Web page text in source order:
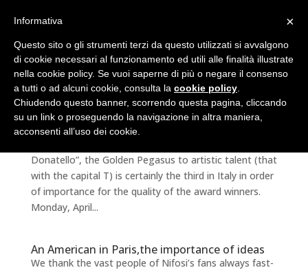
International award Golden Pegasus to the
artistic talent
Donatello”, the Golden Pegasus to artistic talent (that
with the capital T) is certainly the third in Italy in order
of importance for the quality of the award winners.
Monday, April...
An American in Paris,the importance of ideas
We thank the vast people of Nifosi’s fans always fast-
×
Informativa
Questo sito o gli strumenti terzi da questo utilizzati si avvalgono
di cookie necessari al funzionamento ed utili alle finalità illustrate
nella cookie policy. Se vuoi saperne di più o negare il consenso
a tutti o ad alcuni cookie, consulta la cookie policy
Chiudendo questo banner, scorrendo questa pagina, cliccando
su un link o proseguendo la navigazione in altra maniera,
acconsenti all’uso dei cookie.